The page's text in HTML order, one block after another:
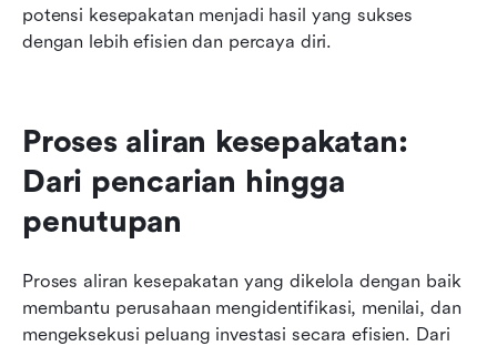
potensi kesepakatan menjadi hasil yang sukses
dengan lebih efisien dan percaya diri.
Proses aliran kesepakatan:
Dari pencarian hingga
penutupan
Proses aliran kesepakatan yang dikelola dengan baik
membantu perusahaan mengidentifikasi, menilai, dan
mengeksekusi peluang investasi secara efisien. Dari